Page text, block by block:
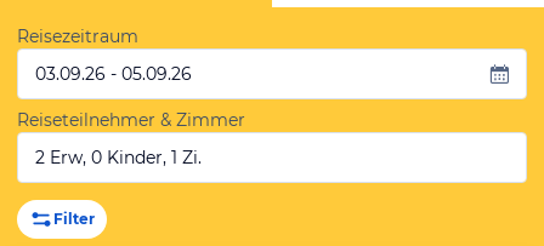
Reisezeitraum
03.09.26 - 05.09.26
Reiseteilnehmer & Zimmer
2 Erw, 0 Kinder, 1 Zi.
Filter